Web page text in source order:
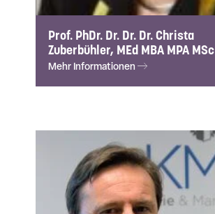
Prof. PhDr. Dr. Dr. Dr. Christa
Zuberbühler, MEd MBA MPA MSc
Mehr Informationen